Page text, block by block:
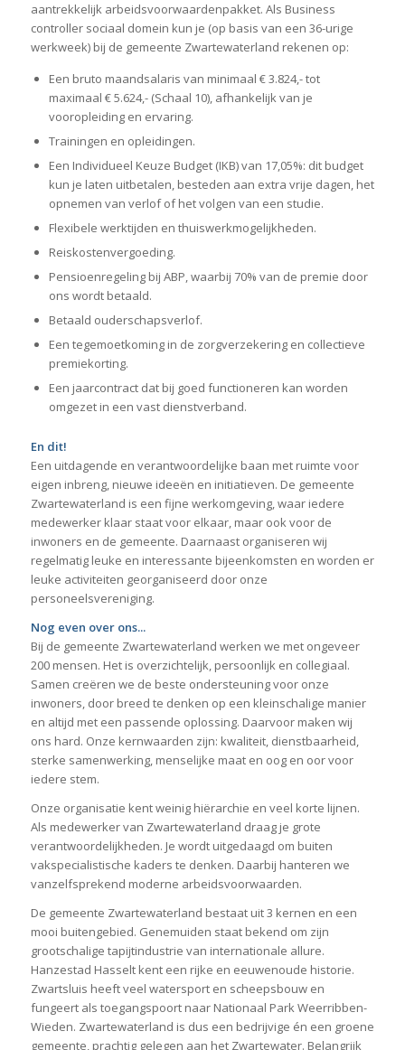
aantrekkelijk arbeidsvoorwaardenpakket. Als Business
controller sociaal domein kun je (op basis van een 36-urige
werkweek) bij de gemeente Zwartewaterland rekenen op:
Een bruto maandsalaris van minimaal € 3.824,- tot
maximaal € 5.624,- (Schaal 10), afhankelijk van je
vooropleiding en ervaring.
Trainingen en opleidingen.
Een Individueel Keuze Budget (IKB) van 17,05%: dit budget
kun je laten uitbetalen, besteden aan extra vrije dagen, het
opnemen van verlof of het volgen van een studie.
Flexibele werktijden en thuiswerkmogelijkheden.
Reiskostenvergoeding.
Pensioenregeling bij ABP, waarbij 70% van de premie door
ons wordt betaald.
Betaald ouderschapsverlof.
Een tegemoetkoming in de zorgverzekering en collectieve
premiekorting.
Een jaarcontract dat bij goed functioneren kan worden
omgezet in een vast dienstverband.
En dit!
Een uitdagende en verantwoordelijke baan met ruimte voor
eigen inbreng, nieuwe ideeën en initiatieven. De gemeente
Zwartewaterland is een fijne werkomgeving, waar iedere
medewerker klaar staat voor elkaar, maar ook voor de
inwoners en de gemeente. Daarnaast organiseren wij
regelmatig leuke en interessante bijeenkomsten en worden er
leuke activiteiten georganiseerd door onze
personeelsvereniging.
Nog even over ons...
Bij de gemeente Zwartewaterland werken we met ongeveer
200 mensen. Het is overzichtelijk, persoonlijk en collegiaal.
Samen creëren we de beste ondersteuning voor onze
inwoners, door breed te denken op een kleinschalige manier
en altijd met een passende oplossing. Daarvoor maken wij
ons hard. Onze kernwaarden zijn: kwaliteit, dienstbaarheid,
sterke samenwerking, menselijke maat en oog en oor voor
iedere stem.
Onze organisatie kent weinig hiërarchie en veel korte lijnen.
Als medewerker van Zwartewaterland draag je grote
verantwoordelijkheden. Je wordt uitgedaagd om buiten
vakspecialistische kaders te denken. Daarbij hanteren we
vanzelfsprekend moderne arbeidsvoorwaarden.
De gemeente Zwartewaterland bestaat uit 3 kernen en een
mooi buitengebied. Genemuiden staat bekend om zijn
grootschalige tapijtindustrie van internationale allure.
Hanzestad Hasselt kent een rijke en eeuwenoude historie.
Zwartsluis heeft veel watersport en scheepsbouw en
fungeert als toegangspoort naar Nationaal Park Weerribben-
Wieden. Zwartewaterland is dus een bedrijvige én een groene
gemeente, prachtig gelegen aan het Zwartewater. Belangrijk